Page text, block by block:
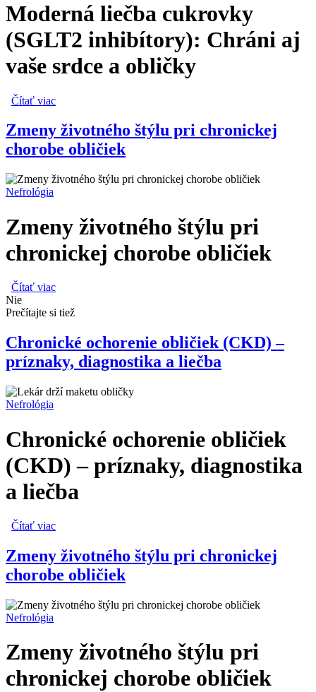
Moderná liečba cukrovky
(SGLT2 inhibítory): Chráni aj
vaše srdce a obličky
Čítať viac
Zmeny životného štýlu pri chronickej
chorobe obličiek
Nefrológia
Zmeny životného štýlu pri
chronickej chorobe obličiek
Čítať viac
Nie
Prečítajte si tiež
Chronické ochorenie obličiek (CKD) –
príznaky, diagnostika a liečba
Nefrológia
Chronické ochorenie obličiek
(CKD) – príznaky, diagnostika
a liečba
Čítať viac
Zmeny životného štýlu pri chronickej
chorobe obličiek
Nefrológia
Zmeny životného štýlu pri
chronickej chorobe obličiek